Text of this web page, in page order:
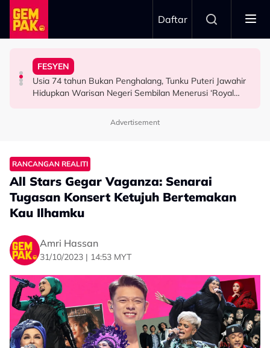
Skip to main content
Daftar
HIBURAN
“Saya Memang Suka Gaya Streetwear…” - Ezaidi Aziz
FESYEN
Usia 74 tahun Bukan Penghalang, Tunku Puteri Jawahir
Hidupkan Warisan Negeri Sembilan Menerusi ‘Royal
BERITA
Tertelan Serpihan Lidi Sate, Wanita Saman Singapore
Airlines
HIBURAN
Permintaan Aneh Jared Leto Di Lokasi, Minta Nelayan
Tangkap Ikan Segar Setiap Hari
Advertisement
RANCANGAN REALITI
All Stars Gegar Vaganza: Senarai
Tugasan Konsert Ketujuh Bertemakan
Kau Ilhamku
Amri Hassan
31/10/2023 | 14:53 MYT